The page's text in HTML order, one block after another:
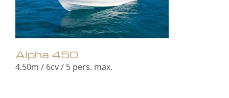
Alpha 450
4.50m / 6cv / 5 pers. max.